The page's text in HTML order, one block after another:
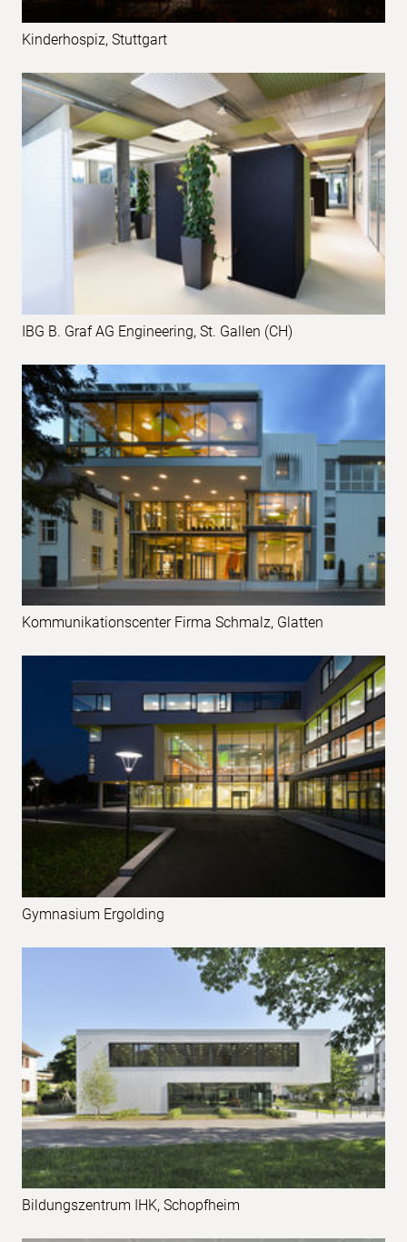
Kinderhospiz, Stuttgart
IBG B. Graf AG Engineering, St. Gallen (CH)
Kommunikationscenter Firma Schmalz, Glatten
Gymnasium Ergolding
Bildungszentrum IHK, Schopfheim